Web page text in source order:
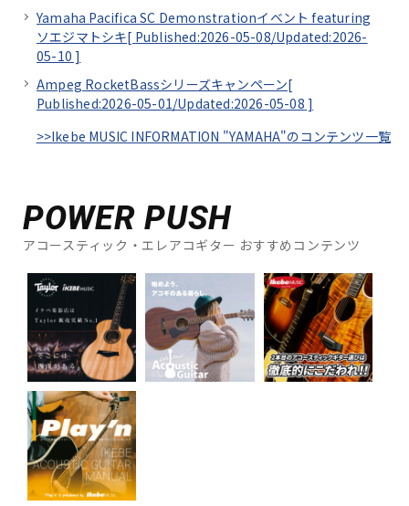
Yamaha Pacifica SC Demonstrationイベント featuring
ソエジマトシキ[ Published:2026-05-08/Updated:2026-
05-10 ]
Ampeg RocketBassシリーズキャンペーン[
Published:2026-05-01/Updated:2026-05-08 ]
>>Ikebe MUSIC INFORMATION "YAMAHA"のコンテンツ一覧
POWER PUSH
アコースティック・エレアコギター おすすめコンテンツ